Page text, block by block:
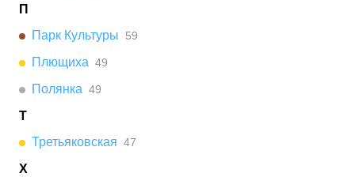
П
Парк Культуры
59
Плющиха 49
Полянка 49
Т
Третьяковская 47
Х